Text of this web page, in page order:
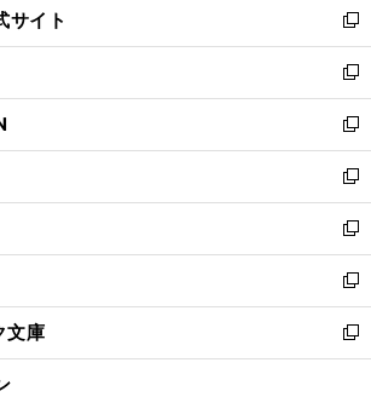
く
ド
ウ
で
開
く
ィ
ン
ド
ウ
で
開
く
い
ウ
ィ
ン
ド
ウ
で
開
く
サイト
新
し
い
ウ
ィ
ン
ド
ウ
で
開
く
新
し
い
ウ
ィ
ン
ド
ウ
で
開
く
新
し
い
ウ
ィ
ン
ド
ウ
で
開
新
し
い
ウ
ィ
ン
ド
ウ
新
し
い
ウ
ィ
ン
新
し
い
ウ
文庫
新
し